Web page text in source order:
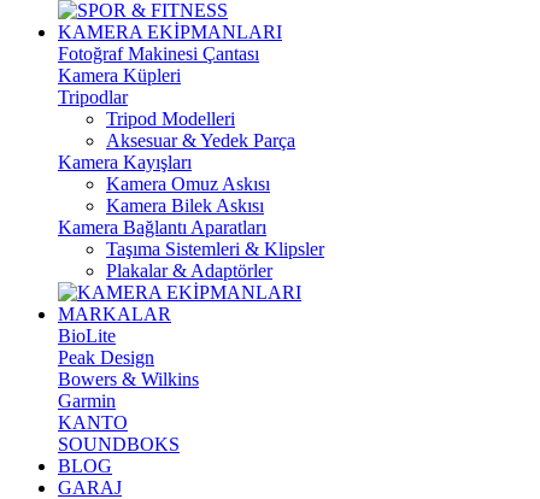
KAMERA EKİPMANLARI
Fotoğraf Makinesi Çantası
Kamera Küpleri
Tripodlar
Tripod Modelleri
Aksesuar & Yedek Parça
Kamera Kayışları
Kamera Omuz Askısı
Kamera Bilek Askısı
Kamera Bağlantı Aparatları
Taşıma Sistemleri & Klipsler
Plakalar & Adaptörler
MARKALAR
BioLite
Peak Design
Bowers & Wilkins
Garmin
KANTO
SOUNDBOKS
BLOG
GARAJ